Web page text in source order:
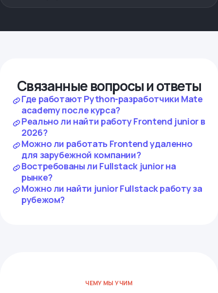
Связанные вопросы и ответы
Где работают Python-разработчики Mate
academy после курса?
Реально ли найти работу Frontend junior в
2026?
Можно ли работать Frontend удаленно
для зарубежной компании?
Востребованы ли Fullstack junior на
рынке?
Можно ли найти junior Fullstack работу за
рубежом?
ЧЕМУ МЫ УЧИМ